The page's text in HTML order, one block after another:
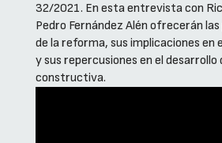
32/2021. En esta entrevista con
Pedro Fernández Alén ofrecerán
de la reforma, sus implicaciones en
y sus repercusiones en el desarrollo
constructiva.